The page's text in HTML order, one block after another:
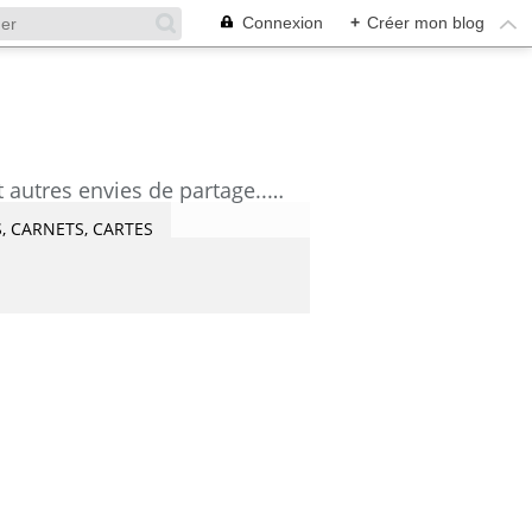
Connexion + Créer mon blog
découvrez mes aquarelles, mes tutoriels, mes coups de coeur lecture et artistes et autres envies de partage....Céline Castaingt-T.
CARNETS, CARTES